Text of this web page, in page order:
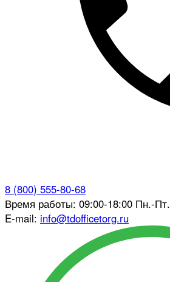
8 (800) 555-80-68
Время работы: 09:00-18:00 Пн.-Пт.
E-mail: info@tdofficetorg.ru